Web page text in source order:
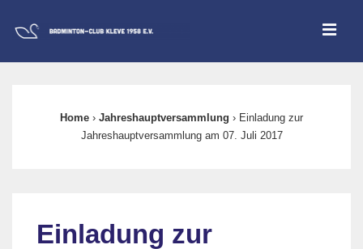
Zum
Home › Jahreshauptversammlung › Einladung zur
Jahreshauptversammlung am 07. Juli 2017
Einladung zur